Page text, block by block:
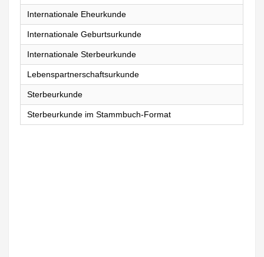
Internationale Eheurkunde
Internationale Geburtsurkunde
Internationale Sterbeurkunde
Lebenspartnerschaftsurkunde
Sterbeurkunde
Sterbeurkunde im Stammbuch-Format